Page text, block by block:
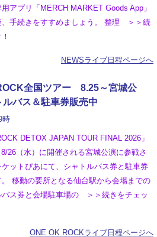
アプリ「MERCH MARKET Goods App」
、手続きをすすめましょう。 整理 ＞＞続
NEWSライブ日程ページへ
全国ツアー 8.25～宮城公
バス＆駐車券販売中
時
DETOX JAPAN TOUR FINAL 2026」
26（水）に開催される宮城公演に参戦さ
ットぴあにて、シャトルバス券と駐車券
移動の要所となる仙台駅から会場までの
バス券と会場駐車場の ＞＞続きをチェッ
ONE OK ROCKライブ日程ページへ